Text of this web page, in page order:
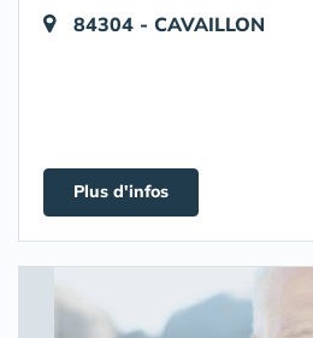
84304 - CAVAILLON
Plus d'infos